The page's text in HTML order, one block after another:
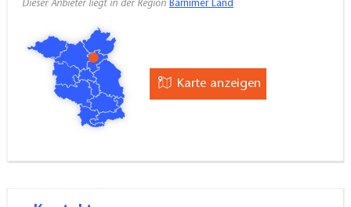
Dieser Anbieter liegt in der Region Barnimer Land
Karte anzeigen